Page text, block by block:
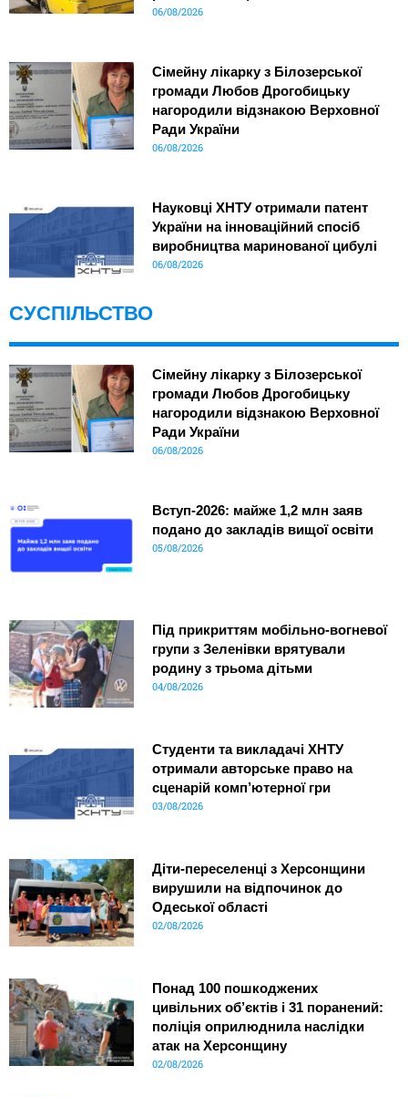
06/08/2026
Сімейну лікарку з Білозерської
громади Любов Дрогобицьку
нагородили відзнакою Верховної
Ради України
06/08/2026
Науковці ХНТУ отримали патент
України на інноваційний спосіб
виробництва маринованої цибулі
06/08/2026
СУСПІЛЬСТВО
Сімейну лікарку з Білозерської
громади Любов Дрогобицьку
нагородили відзнакою Верховної
Ради України
06/08/2026
Вступ-2026: майже 1,2 млн заяв
подано до закладів вищої освіти
05/08/2026
Під прикриттям мобільно-вогневої
групи з Зеленівки врятували
родину з трьома дітьми
04/08/2026
Студенти та викладачі ХНТУ
отримали авторське право на
сценарій комп’ютерної гри
03/08/2026
Діти-переселенці з Херсонщини
вирушили на відпочинок до
Одеської області
02/08/2026
Понад 100 пошкоджених
цивільних об’єктів і 31 поранений:
поліція оприлюднила наслідки
атак на Херсонщину
02/08/2026